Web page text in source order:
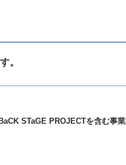
。
STaGE PROJECTを含む事業